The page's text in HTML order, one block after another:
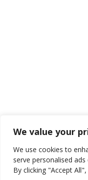
We value your
We use cookies to
serve personalised
By clicking "Accept